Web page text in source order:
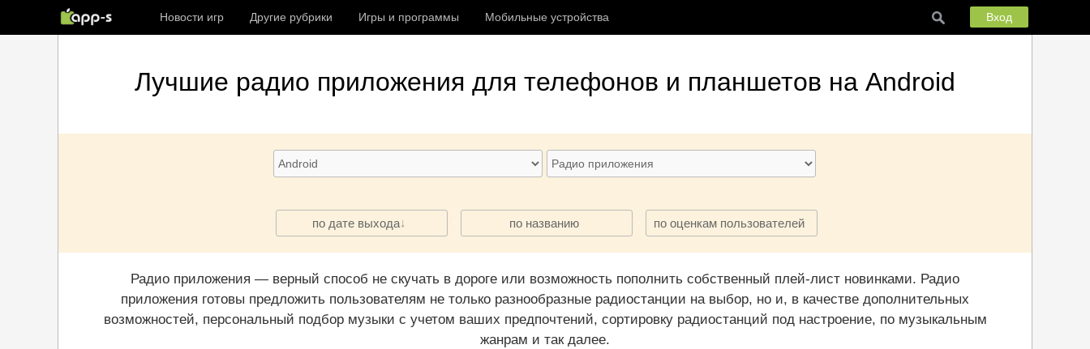
Новости игр Другие рубрики Игры и программы Мобильные устройства Вход
Лучшие радио приложения для телефонов и планшетов на Android
по дате выхода · по названию · по оценкам пользователей
Радио приложения — верный способ не скучать в дороге или возможность пополнить собственный плей-лист новинками. Радио
приложения готовы предложить пользователям не только разнообразные радиостанции на выбор, но и, в качестве дополнительных
возможностей, персональный подбор музыки с учетом ваших предпочтений, сортировку радиостанций под настроение, по музыкальным
жанрам и так далее.